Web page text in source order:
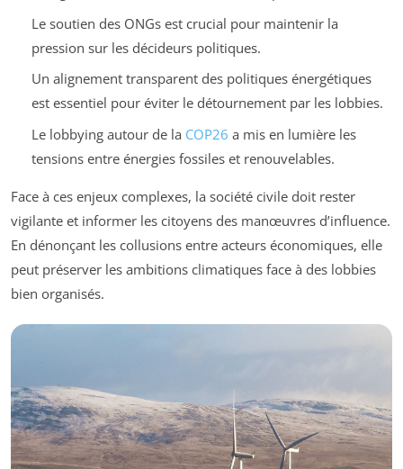
Le soutien des ONGs est crucial pour maintenir la
pression sur les décideurs politiques.
Un alignement transparent des politiques énergétiques
est essentiel pour éviter le détournement par les lobbies.
Le lobbying autour de la COP26 a mis en lumière les
tensions entre énergies fossiles et renouvelables.
Face à ces enjeux complexes, la société civile doit rester
vigilante et informer les citoyens des manœuvres d’influence.
En dénonçant les collusions entre acteurs économiques, elle
peut préserver les ambitions climatiques face à des lobbies
bien organisés.